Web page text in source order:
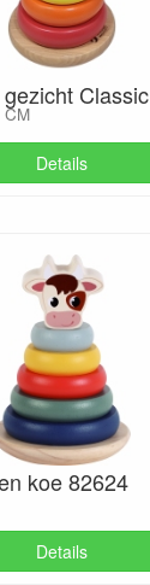
Classic
CM
Details
koe 82624
Details